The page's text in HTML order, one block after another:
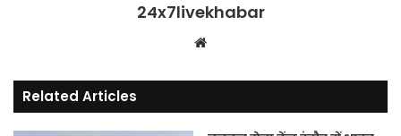
24x7livekhabar
Website
Related Articles